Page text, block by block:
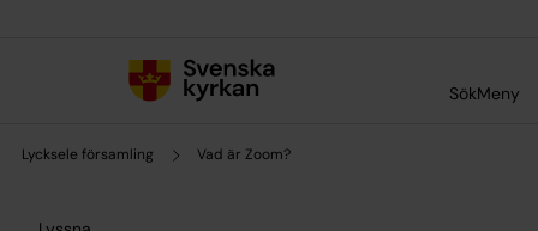
SökMeny
Lycksele församling Vad är Zoom?